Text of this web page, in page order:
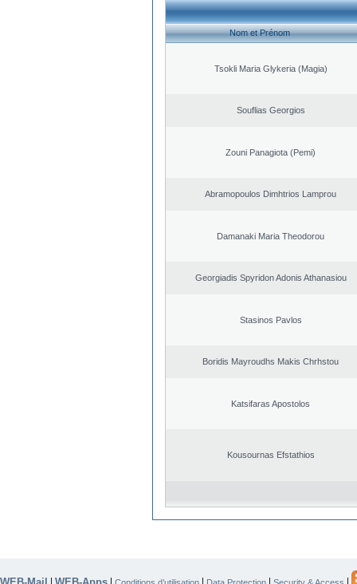
Nom et Prénom
Tsokli Maria Glykeria (Magia)
Souflias Georgios
Zouni Panagiota (Pemi)
Abramopoulos Dimhtrios Lamprou
Damanaki Maria Theodorou
Georgiadis Spyridon Adonis Athanasiou
Stasinos Pavlos
Boridis Mayroudhs Makis Chrhstou
Katsifaras Apostolos
Kousournas Efstathios